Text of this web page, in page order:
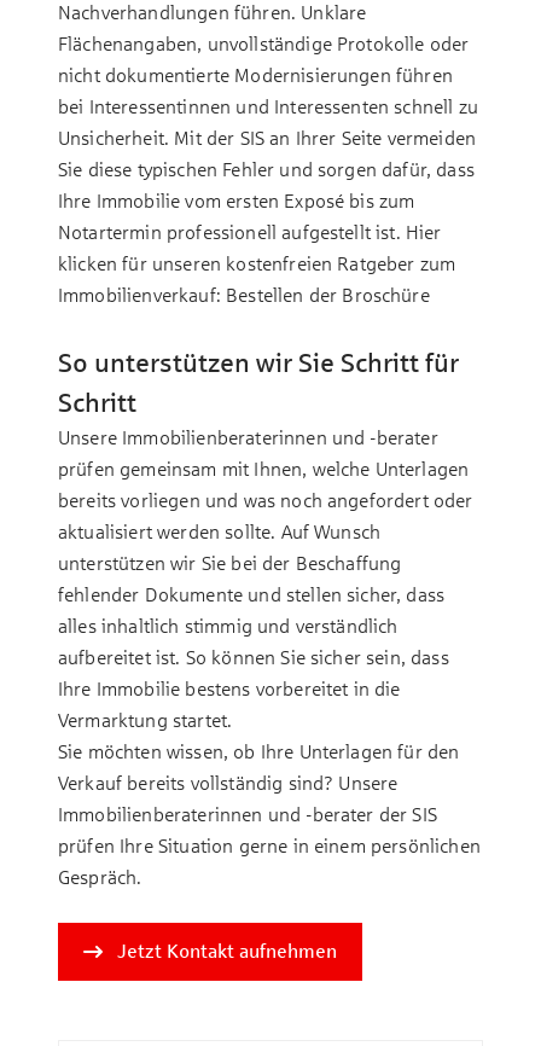
Nachverhandlungen führen. Unklare
Flächenangaben, unvollständige Protokolle oder
nicht dokumentierte Modernisierungen führen
bei Interessentinnen und Interessenten schnell zu
Unsicherheit. Mit der SIS an Ihrer Seite vermeiden
Sie diese typischen Fehler und sorgen dafür, dass
Ihre Immobilie vom ersten Exposé bis zum
Notartermin professionell aufgestellt ist. Hier
klicken für unseren kostenfreien Ratgeber zum
Immobilienverkauf: Bestellen der Broschüre
So unterstützen wir Sie Schritt für
Schritt
Unsere Immobilienberaterinnen und -berater
prüfen gemeinsam mit Ihnen, welche Unterlagen
bereits vorliegen und was noch angefordert oder
aktualisiert werden sollte. Auf Wunsch
unterstützen wir Sie bei der Beschaffung
fehlender Dokumente und stellen sicher, dass
alles inhaltlich stimmig und verständlich
aufbereitet ist. So können Sie sicher sein, dass
Ihre Immobilie bestens vorbereitet in die
Vermarktung startet.
Sie möchten wissen, ob Ihre Unterlagen für den
Verkauf bereits vollständig sind? Unsere
Immobilienberaterinnen und -berater der SIS
prüfen Ihre Situation gerne in einem persönlichen
Gespräch.
Jetzt Kontakt aufnehmen